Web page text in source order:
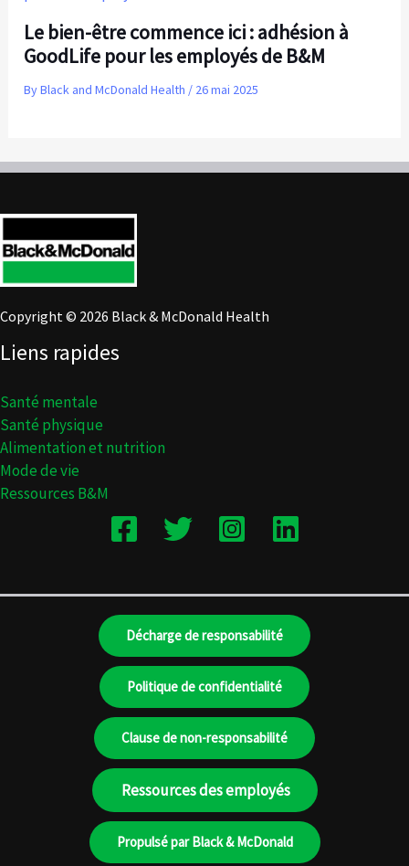
Le bien-être commence ici : adhésion à
GoodLife pour les employés de B&M
ByBlack and McDonald Health / 26 mai 2025
Copyright © 2026 Black & McDonald Health
Liens rapides
Santé mentale
Santé physique
Alimentation et nutrition
Mode de vie
Ressources B&M
Décharge de responsabilité
Politique de confidentialité
Clause de non-responsabilité
Ressources des employés
Propulsé par Black & McDonald